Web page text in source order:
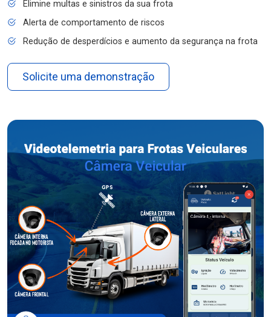
Elimine multas e sinistros da sua frota
Alerta de comportamento de riscos
Redução de desperdícios e aumento da segurança na frota
Solicite uma demonstração